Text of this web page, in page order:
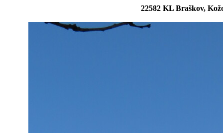
22582 KL Braškov,